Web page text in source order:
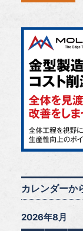
カレンダーか
2026年8月